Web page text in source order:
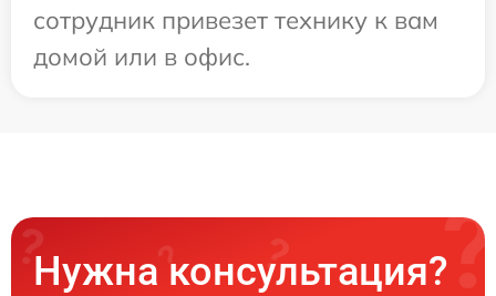
сотрудник привезет технику к вам
домой или в офис.
Нужна консультация?